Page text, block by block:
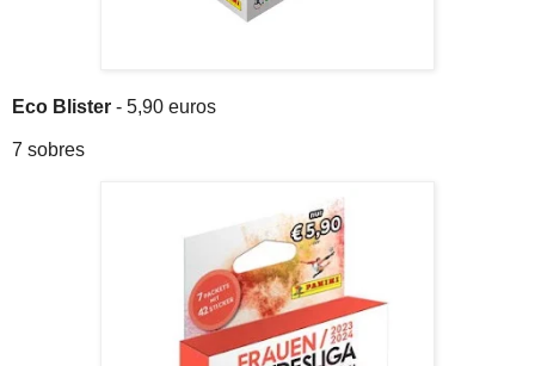
Eco Blister - 5,90 euros
7 sobres